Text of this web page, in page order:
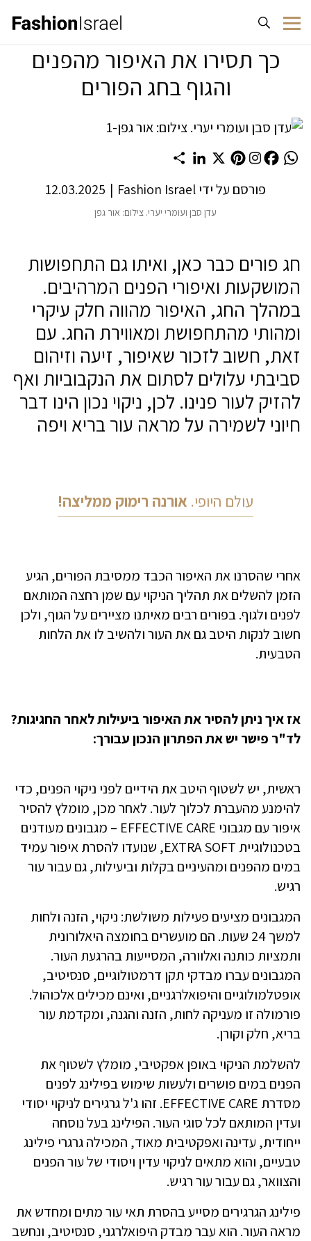
כך תסירו את האיפור מהפנים
והגוף בחג הפורים
WhatsApp
Facebook
Pinterest
X
LinkedIn
Share
פורסם על ידיFashion Israel
|
12.03.2025
עדן סבן ועומרי יערי. צילום: אור גפן
חג פורים כבר כאן, ואיתו גם התחפושות
המושקעות ואיפורי הפנים המרהיבים.
במהלך החג, האיפור מהווה חלק עיקרי
ומהותי מהתחפושת ומאווירת החג. עם
זאת, חשוב לזכור שאיפור, זיעה וזיהום
סביבתי עלולים לסתום את הנקבוביות ואף
להזיק לעור פנינו. לכן, ניקוי נכון הינו דבר
חיוני לשמירה על מראה עור בריא ויפה
עולם היופי. אורנה רימוק ממליצה!
אחרי שהסרנו את האיפור הכבד ממסיבת הפורים, הגיע
הזמן להשלים את תהליך הניקוי עם שמן רחצה המותאם
לפנים ולגוף. בפורים רבים מאיתנו מציירים על הגוף, ולכן
חשוב לנקות היטב גם את העור ולהשיב לו את הלחות
הטבעית.
אז איך ניתן להסיר את האיפור ביעילות לאחר החגיגות?
לד"ר פישר יש את הפתרון הנכון עבורך:
ראשית, יש לשטוף היטב את הידיים לפני ניקוי הפנים, כדי
להימנע מהעברת לכלוך לעור. לאחר מכן, מומלץ להסיר
איפור עם מגבוני EFFECTIVE CARE – מגבונים מעודנים
בטכנולוגיית EXTRA SOFT, שנועדו להסרת איפור עמיד
במים מהפנים ומהעיניים בקלות וביעילות, גם עבור עור
רגיש.
המגבונים מציעים פעילות משולשת: ניקוי, הזנה ולחות
למשך 24 שעות. הם מועשרים בחומצה היאלורונית
ותמציות כותנה ואלוורה, המסייעות בהרגעת העור.
המגבונים עברו מבדקי תקן דרמטולוגיים, סנסיטיב,
אופטלמולוגיים והיפואלרגניים, ואינם מכילים אלכוהול.
פורמולה זו מעניקה לחות, הזנה והגנה, ומקדמת עור
בריא, חלק וקורן.
להשלמת הניקוי באופן אפקטיבי, מומלץ לשטוף את
הפנים במים פושרים ולעשות שימוש בפילינג לפנים
מסדרת EFFECTIVE CARE. זהו ג'ל גרגירים לניקוי יסודי
ועדין המותאם לכל סוגי העור. הפילינג בעל נוסחה
ייחודית, עדינה ואפקטיבית מאוד, המכילה גרגרי פילינג
טבעיים, והוא מתאים לניקוי עדין ויסודי של עור הפנים
והצוואר, גם עבור עור רגיש.
פילינג הגרגירים מסייע בהסרת תאי עור מתים ומחדש את
מראה העור. הוא עבר מבדק היפואלרגני, סנסיטיב, ונחשב